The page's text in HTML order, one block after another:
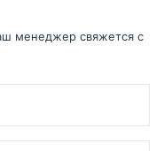
менеджер свяжется с